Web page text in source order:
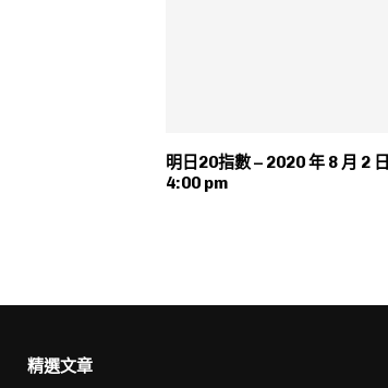
明日20指數 – 2020 年 8 月 2 日
4:00 pm
精選文章